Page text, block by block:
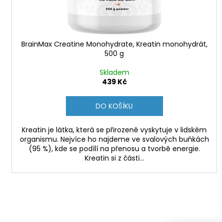
BrainMax Creatine Monohydrate, Kreatin monohydrát,
500 g
Skladem
439 Kč
DO KOŠÍKU
Kreatin je látka, která se přirozeně vyskytuje v lidském
organismu. Nejvíce ho najdeme ve svalových buňkách
(95 %), kde se podílí na přenosu a tvorbě energie.
Kreatin si z části...